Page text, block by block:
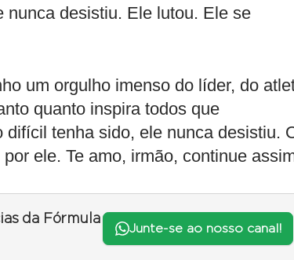
nunca desistiu. Ele lutou. Ele se
um orgulho imenso do líder, do
quanto inspira todos que
tenha sido, ele nunca desistiu.
ele. Te amo, irmão, continue
da Fórmula
Junte-se ao nosso canal!